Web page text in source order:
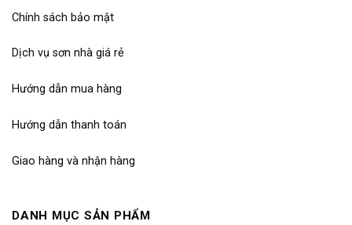
Chính sách bảo mật
Dịch vụ sơn nhà giá rẻ
Hướng dẫn mua hàng
Hướng dẫn thanh toán
Giao hàng và nhận hàng
DANH MỤC SẢN PHẨM